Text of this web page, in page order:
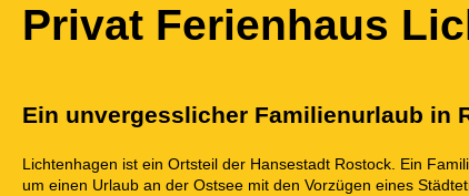
Privat Ferienhaus
Ein unvergesslicher Familienurlaub in
Lichtenhagen ist ein Ortsteil der Hansestadt Rostock. Ein
um einen Urlaub an der Ostsee mit den Vorzügen eines